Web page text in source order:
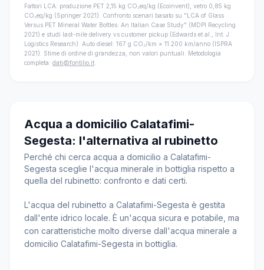
Fattori LCA: produzione PET 2,15 kg CO₂eq/kg (Ecoinvent), vetro 0,85 kg
CO₂eq/kg (Springer 2021). Confronto scenari basato su "LCA of Glass
Versus PET Mineral Water Bottles: An Italian Case Study" (MDPI Recycling
2021) e studi last-mile delivery vs customer pickup (Edwards et al., Int. J.
Logistics Research). Auto diesel: 167 g CO₂/km × 11.200 km/anno (ISPRA
2021). Stime di ordine di grandezza, non valori puntuali. Metodologia
completa: dati@fontilio.it
Acqua a domicilio Calatafimi-
Segesta: l'alternativa al rubinetto
Perché chi cerca acqua a domicilio a Calatafimi-
Segesta sceglie l'acqua minerale in bottiglia rispetto a
quella del rubinetto: confronto e dati certi.
L'acqua del rubinetto a Calatafimi-Segesta è gestita
dall'ente idrico locale. È un'acqua sicura e potabile, ma
con caratteristiche molto diverse dall'acqua minerale a
domicilio Calatafimi-Segesta in bottiglia.